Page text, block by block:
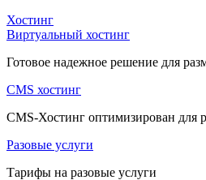
Хостинг
Виртуальный хостинг
Готовое надежное решение для
CMS хостинг
CMS-Хостинг оптимизирован
Разовые услуги
Тарифы на разовые услуги